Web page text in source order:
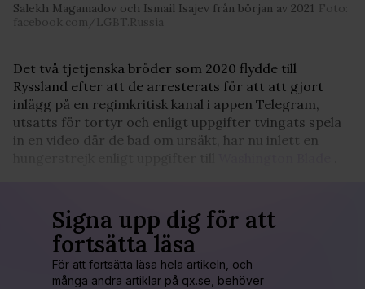
Salekh Magamadov och Ismail Isajev från början av 2021 Foto:
facebook.com/LGBT.Russia
Det två tjetjenska bröder som 2020 flydde till
Ryssland efter att de arresterats för att att gjort
inlägg på en regimkritisk kanal i appen Telegram,
utsatts för tortyr och enligt uppgifter tvingats spela
in en video där de bad om ursäkt, har nu inlett en
Signa upp dig för att
fortsätta läsa
För att fortsätta läsa hela artikeln, och
många andra artiklar på qx.se, behöver